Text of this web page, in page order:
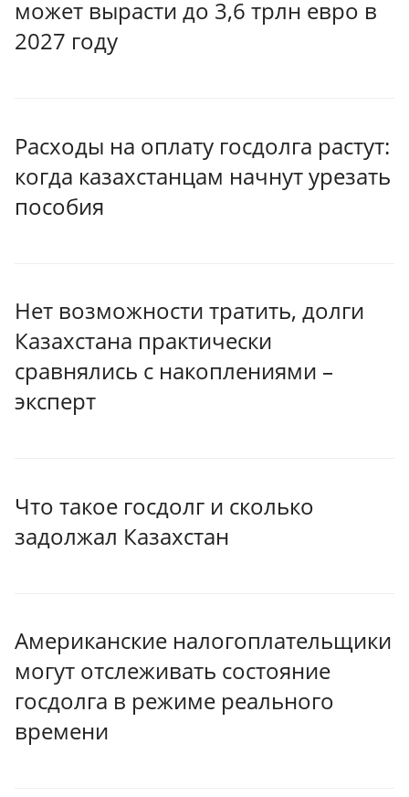
может вырасти до 3,6 трлн евро в
2027 году
Расходы на оплату госдолга растут:
когда казахстанцам начнут урезать
пособия
Нет возможности тратить, долги
Казахстана практически
сравнялись с накоплениями –
эксперт
Что такое госдолг и сколько
задолжал Казахстан
Американские налогоплательщики
могут отслеживать состояние
госдолга в режиме реального
времени